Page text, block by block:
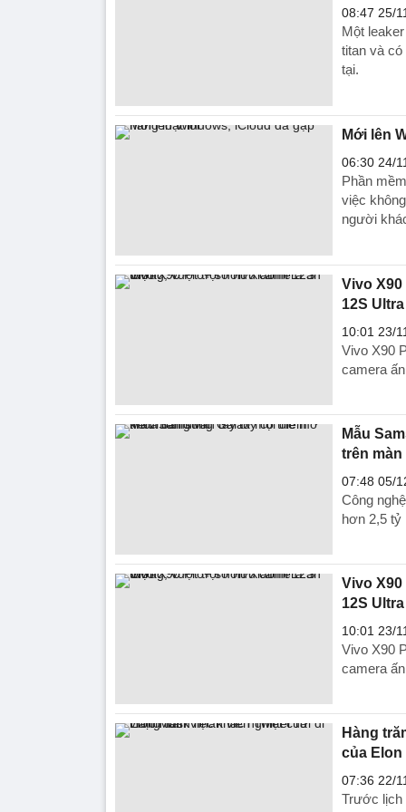
08:47 25/
Một
titan và
tại.
Mới lên
06:30 24/
Phần
việc
người
Vivo
12S Ultra
10:01 23/
Vivo X90
camera
Mẫu
trên
07:48 05/
Công
hơn 2,5 tỷ
Vivo
12S Ultra
10:01 23/
Vivo X90
camera
Hàng
của Elon
07:36 22/
Trước lịch